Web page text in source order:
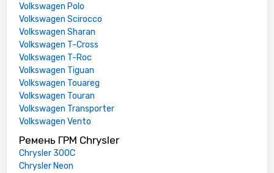
Volkswagen Polo
Volkswagen Scirocco
Volkswagen Sharan
Volkswagen T-Cross
Volkswagen T-Roc
Volkswagen Tiguan
Volkswagen Touareg
Volkswagen Touran
Volkswagen Transporter
Volkswagen Vento
Ремень ГРМ Chrysler
Chrysler 300C
Chrysler Neon